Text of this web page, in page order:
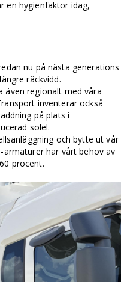
en hygienfaktor idag,
nu på nästa generations
räckvidd.
även regionalt med våra
inventerar också
på plats i
solel.
och bytte ut vår
armaturer har vårt behov av
procent.